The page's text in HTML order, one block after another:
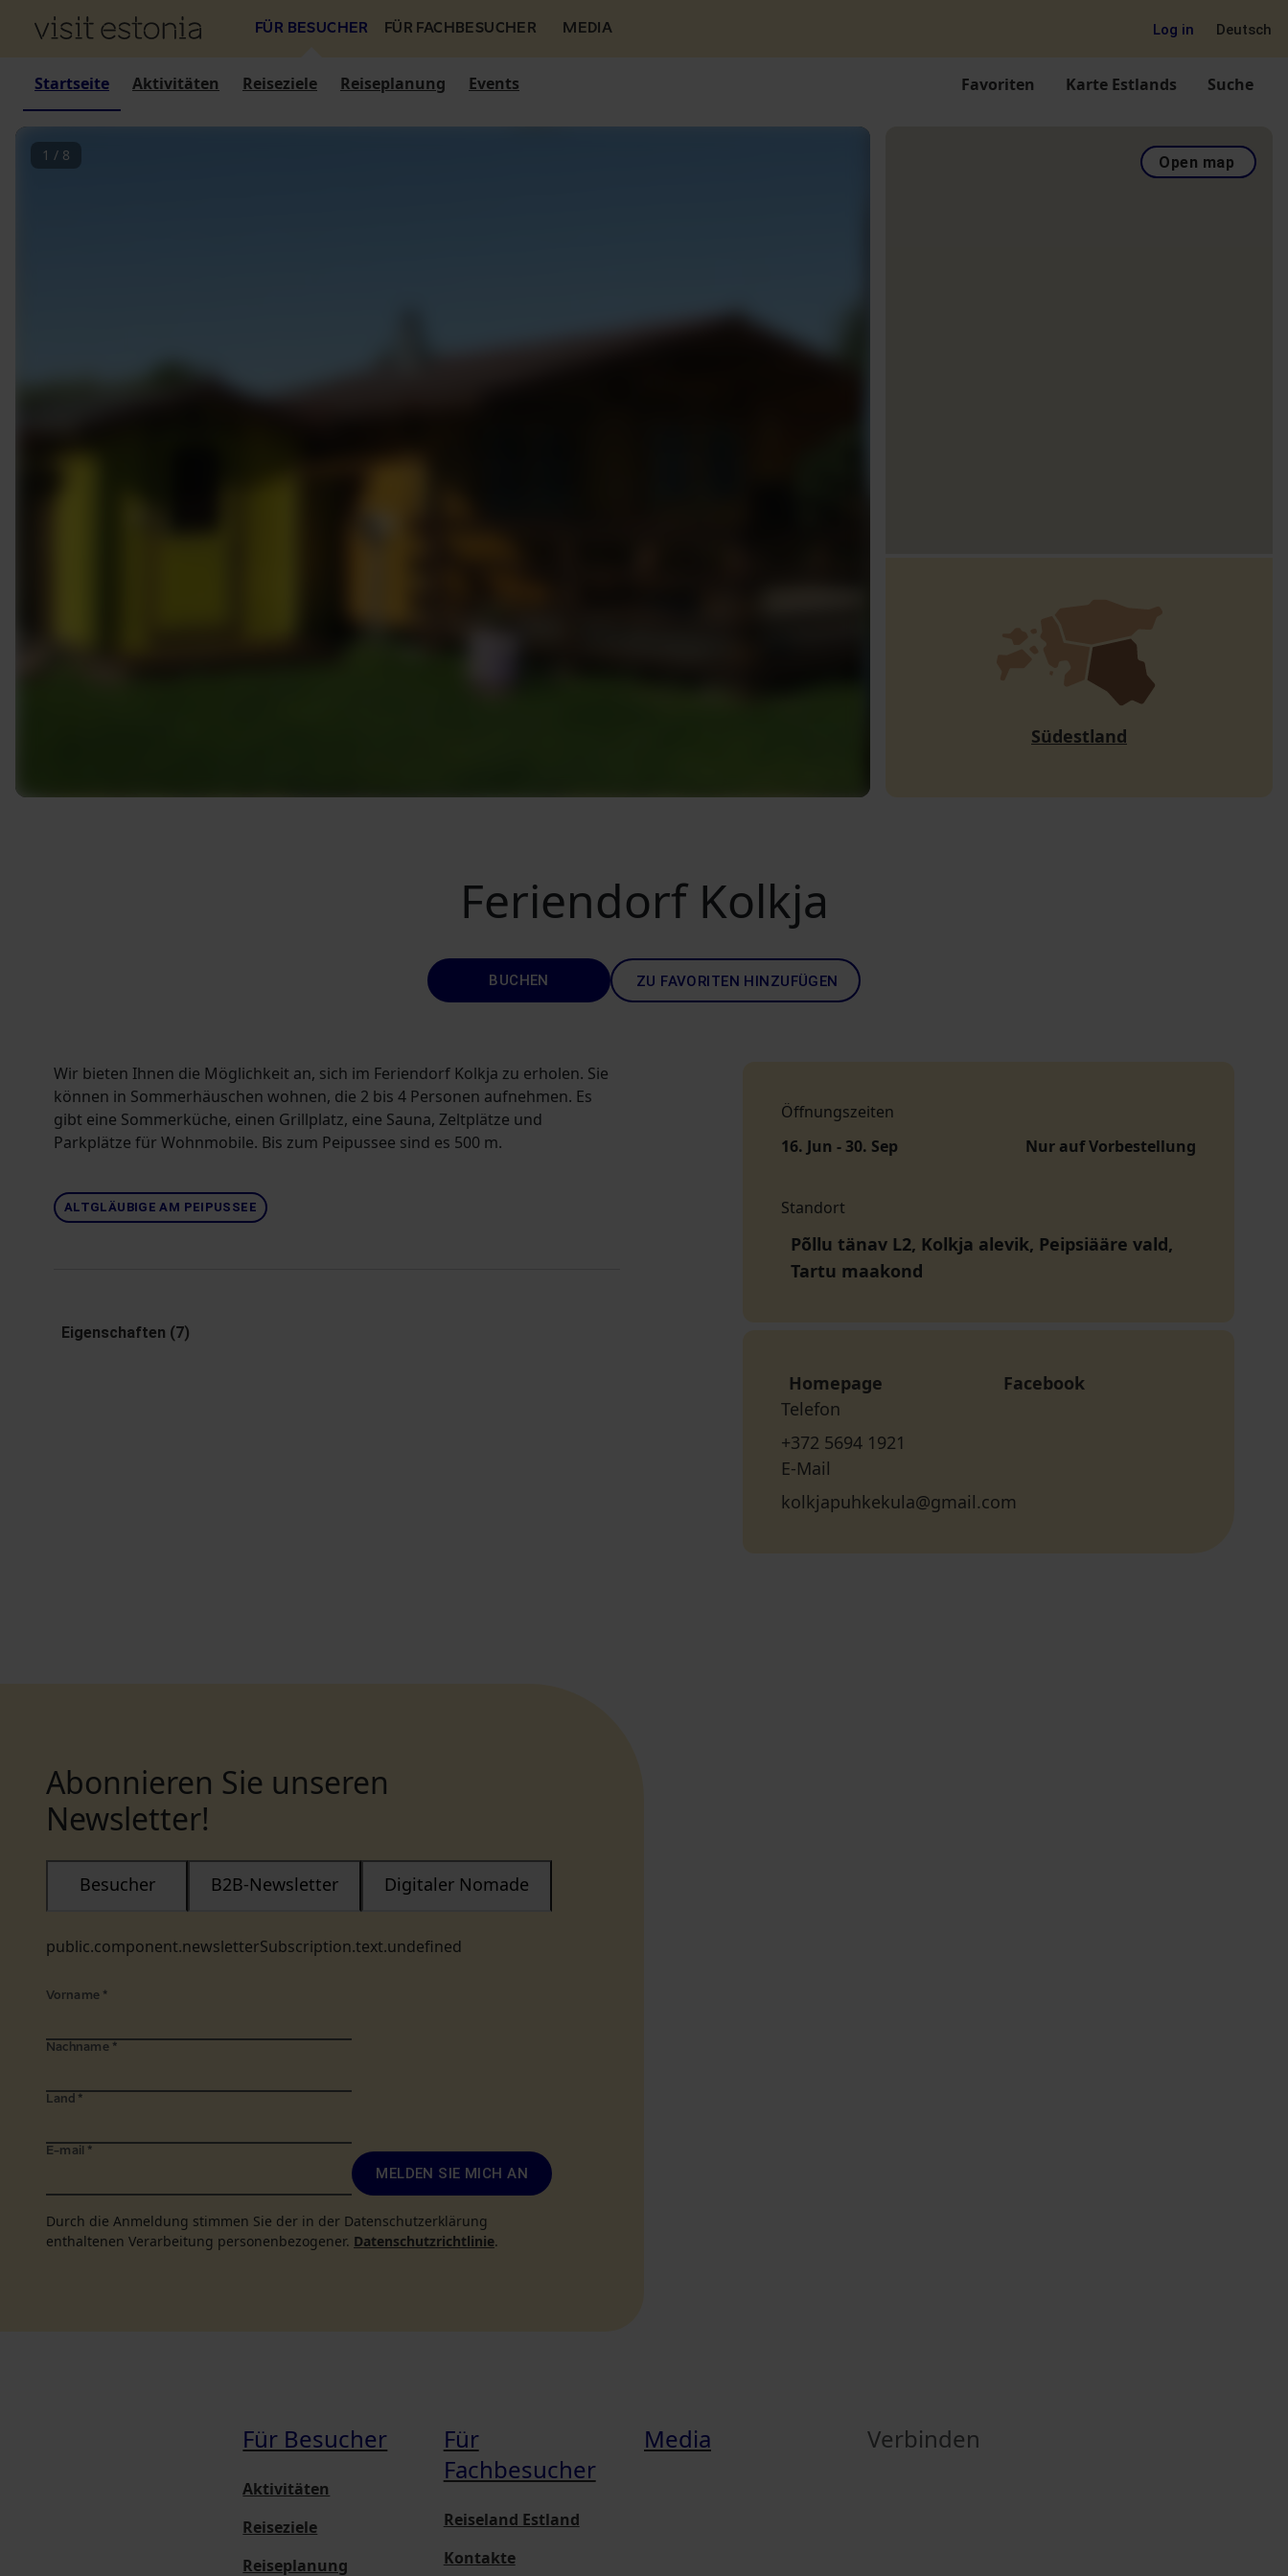
FÜR BESUCHER FÜR FACHBESUCHER MEDIA Log in Deutsch
Startseite Aktivitäten Reiseziele Reiseplanung Events Favoriten Karte Estlands Suche
1 / 8 Open map
Südestland
Feriendorf Kolkja
BUCHEN ZU FAVORITEN HINZUFÜGEN
Wir bieten Ihnen die Möglichkeit an, sich im Feriendorf Kolkja zu erholen. Sie
können in Sommerhäuschen wohnen, die 2 bis 4 Personen aufnehmen. Es
gibt eine Sommerküche, einen Grillplatz, eine Sauna, Zeltplätze und
Parkplätze für Wohnmobile. Bis zum Peipussee sind es 500 m.
ALTGLÄUBIGE AM PEIPUSSEE
Eigenschaften (7)
Öffnungszeiten
16. Jun - 30. Sep
Nur auf Vorbestellung
Standort
Põllu tänav L2, Kolkja alevik, Peipsiääre vald,
Tartu maakond
Homepage
Facebook
Telefon
+372 5694 1921
E-Mail
kolkjapuhkekula@gmail.com
Abonnieren Sie unseren
Newsletter!
public.component.newsletterSubscription.text.undefined
Besucher B2B-Newsletter Digitaler Nomade
Vorname *
Nachname *
Land *
E-mail *
MELDEN SIE MICH AN
Durch die Anmeldung stimmen Sie der in der Datenschutzerklärung
enthaltenen Verarbeitung personenbezogener. Datenschutzrichtlinie.
Für Besucher
Aktivitäten
Reiseziele
Reiseplanung
Für
Fachbesucher
Reiseland Estland
Kontakte
Media Verbinden